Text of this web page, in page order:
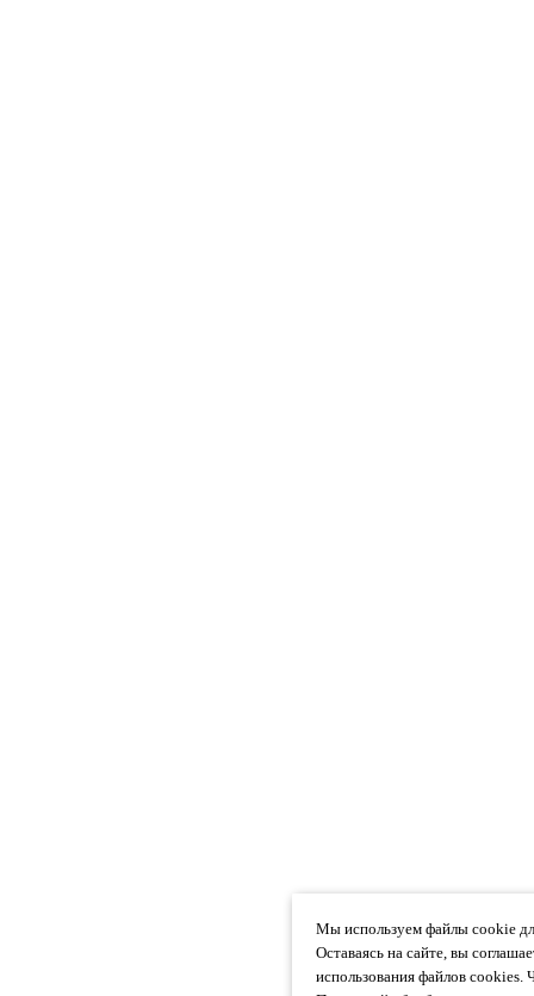
Мы используем файлы cookie
Оставаясь на сайте, вы
использования файлов cookies.